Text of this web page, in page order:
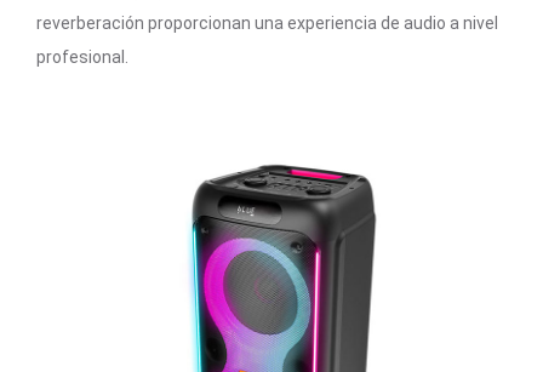
reverberación proporcionan una experiencia de audio a nivel
profesional.